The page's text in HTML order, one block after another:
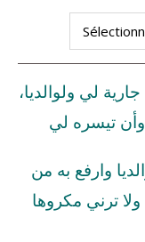
لي ولوالديا،
تيسره لي
وارفع به من
ترني مكروها